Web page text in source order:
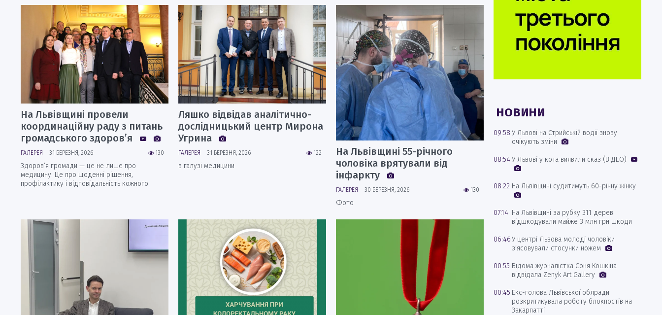
На Львівщині провели
координаційну раду з питань
громадського здоров’я
130
ГАЛЕРЕЯ 31 БЕРЕЗНЯ, 2026
Здоров’я громади — це не лише про
медицину. Це про щоденні рішення,
профілактику і відповідальність кожного
Ляшко відвідав аналітично-
дослідницький центр Мирона
Угрина
122
ГАЛЕРЕЯ 31 БЕРЕЗНЯ, 2026
в галузі медицини
На Львівщині 55-річного
чоловіка врятували від
інфаркту
130
ГАЛЕРЕЯ 30 БЕРЕЗНЯ, 2026
Фото
НОВИНИ
09:58 У Львові на Стрийській водії знову
очікують зміни
08:54У Львові у кота виявили сказ (ВІДЕО)
08:22 На Львівщині судитимуть 60-річну жінку
07:14 На Львівщині за рубку 311 дерев
відшкодували майже 3 млн грн шкоди
06:46У центрі Львова молоді чоловіки
з’ясовували стосунки ножем
00:55 Відома журналістка Соня Кошкіна
відвідала Zenyk Art Gallery
00:45 Екс-голова Львівської облради
розкритикувала роботу блокпостів на
Закарпатті